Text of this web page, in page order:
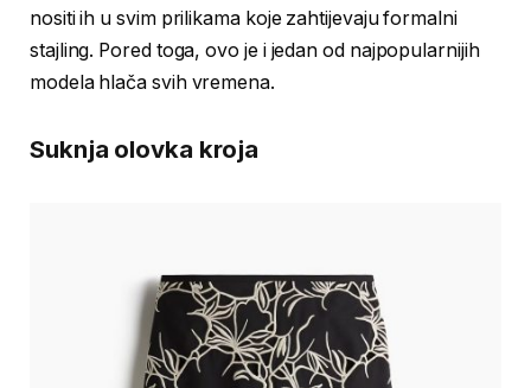
nositi ih u svim prilikama koje zahtijevaju formalni
stajling. Pored toga, ovo je i jedan od najpopularnijih
modela hlača svih vremena.
Suknja olovka kroja